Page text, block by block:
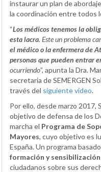
instaurar un plan de
la coordinación entre todos
“Los médicos tenemos la
esta lacra. Este un problema
el médico o la enfermera de
personas que pueden entrar
ocurriendo”, apunta la Dra.
secretaria de SEMERGEN
través del siguiente vídeo.
Por ello, desde marzo 2017,
objetivo de defensa de los
marcha el Programa de
Mayores, cuyo objetivo es
España. Un programa
formación y sensibilización
ciudadanos sobre sus